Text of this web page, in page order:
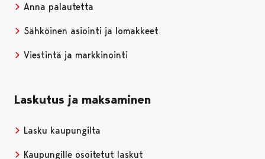
Anna palautetta
Sähköinen asiointi ja lomakkeet
Viestintä ja markkinointi
Laskutus ja maksaminen
Lasku kaupungilta
Kaupungille osoitetut laskut